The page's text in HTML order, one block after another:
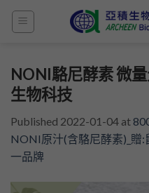
Skip
NONI駱尼酵素 微
生物科技
Published 2022-01-04 at
NONI原汁(含駱尼酵素)_贈
一品牌